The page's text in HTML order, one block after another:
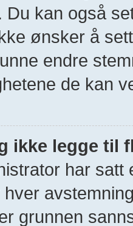
Du kan også
ønsker å
endre
de kan
ikke legge til
har satt
grunnen